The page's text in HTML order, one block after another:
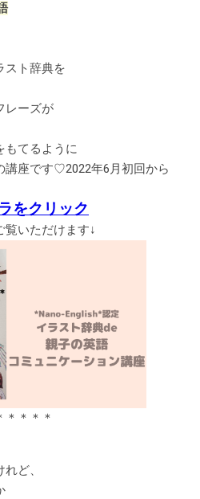
スト辞典を
レーズが
もてるように
講座です♡2022年6月初回から
をクリック
覧いただけます↓
＊＊＊＊
ど、